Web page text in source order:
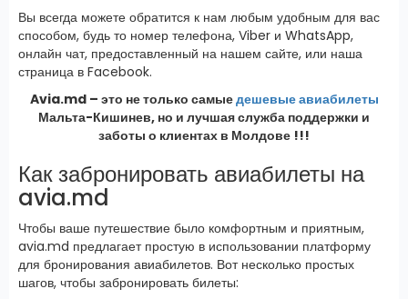
Вы всегда можете обратится к нам любым удобным для вас
способом, будь то номер телефона, Viber и WhatsApp,
онлайн чат, предоставленный на нашем сайте, или наша
страница в Facebook.
Avia.md – это не только самыедешевые авиабилеты
Мальта-Кишинев, но и лучшая служба поддержки и
заботы о клиентах в Молдове !!!
Как забронировать авиабилеты на
avia.md
Чтобы ваше путешествие было комфортным и приятным,
avia.md предлагает простую в использовании платформу
для бронирования авиабилетов. Вот несколько простых
шагов, чтобы забронировать билеты: